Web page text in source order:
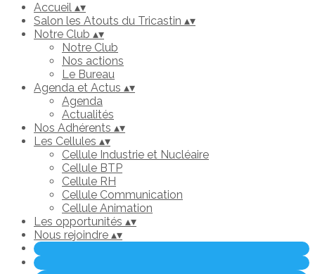
Accueil ▴▾
Salon les Atouts du Tricastin ▴▾
Notre Club ▴▾
Notre Club
Nos actions
Le Bureau
Agenda et Actus ▴▾
Agenda
Actualités
Nos Adhérents ▴▾
Les Cellules ▴▾
Cellule Industrie et Nucléaire
Cellule BTP
Cellule RH
Cellule Communication
Cellule Animation
Les opportunités ▴▾
Nous rejoindre ▴▾